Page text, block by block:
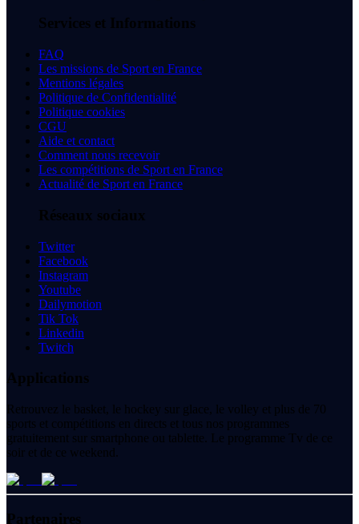
Services et Informations
FAQ
Les missions de Sport en France
Mentions légales
Politique de Confidentialité
Politique cookies
CGU
Aide et contact
Comment nous recevoir
Les compétitions de Sport en France
Actualité de Sport en France
Réseaux sociaux
Twitter
Facebook
Instagram
Youtube
Dailymotion
Tik Tok
Linkedin
Twitch
Applications
Retrouvez le basket, le hockey sur glace, le volley et plus de 70
sports et compétitions en directs et tous nos programmes
gratuitement sur smartphone ou tablette. Le programme Tv de ce
soir et de ce weekend.
Partenaires